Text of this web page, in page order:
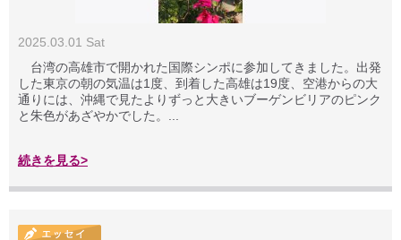
2025.03.01 Sat
台湾の高雄市で開かれた国際シンポに参加してきました。出発
した東京の朝の気温は1度、到着した高雄は19度、空港からの大
通りには、沖縄で見たよりずっと大きいブーゲンビリアのピンク
と朱色があざやかでした。...
続きを見る>